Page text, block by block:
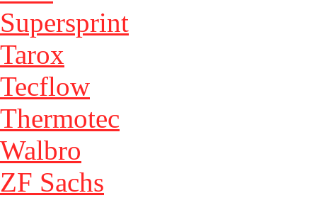
Supersprint
Tarox
Tecflow
Thermotec
Walbro
ZF Sachs